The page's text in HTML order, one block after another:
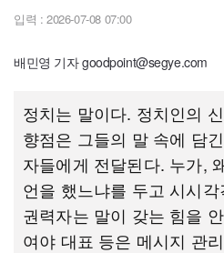
입력 : 2026-07-08 07:00
배민영 기자 goodpoint@segye.com
정치는 말이다. 정치인의
향점은 그들의 말 속에 담
자들에게 전달된다. 누가,
언을 했느냐를 두고 시시
권력자는 말이 갖는 힘을
여야 대표 등은 메시지 관